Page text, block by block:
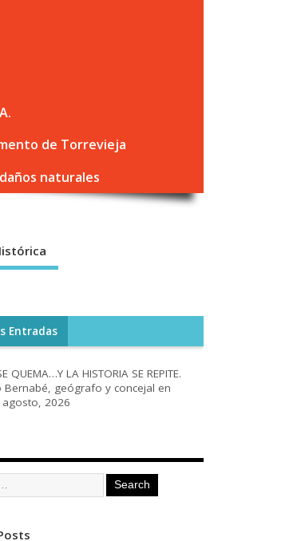
de Torrevieja
naturales
Entradas
QUEMA…Y LA HISTORIA SE REPITE.
Bernabé, geógrafo y concejal en
agosto, 2026